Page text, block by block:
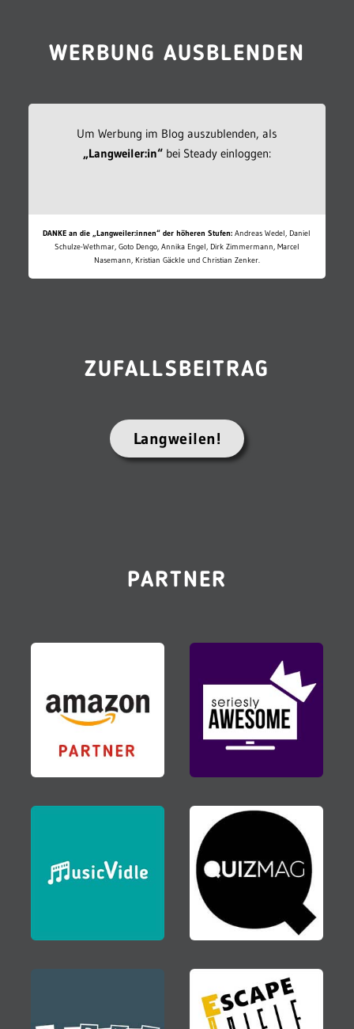
WERBUNG AUSBLENDEN
Um Werbung im Blog auszublenden, als
„Langweiler:in“bei Steady einloggen:
DANKE an die „Langweiler:innen“ der höheren Stufen: Andreas Wedel, Daniel
Schulze-Wethmar, Goto Dengo, Annika Engel, Dirk Zimmermann, Marcel
Nasemann, Kristian Gäckle und Christian Zenker.
ZUFALLSBEITRAG
Langweilen!
PARTNER